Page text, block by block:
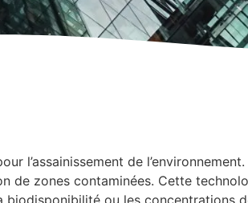
l’assainissement de
de zones contaminées. Cette